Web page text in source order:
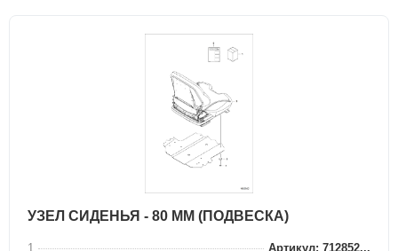
УЗЕЛ СИДЕНЬЯ - 80 ММ (ПОДВЕСКА)
1
Артикул: 712852...